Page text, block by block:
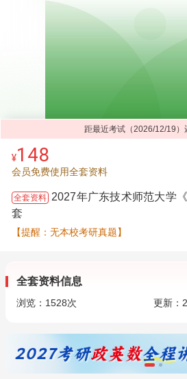
距最近考试（2026/12/19）
¥148
会员免费使用全套资料
全套资料 2027年广东技术师范大学
套
【提醒：无本校考研真题】
全套资料信息
浏览： 1528次 更新：